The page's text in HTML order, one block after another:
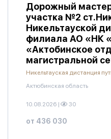
Дорожный
участка №2
Никельтауской
филиала АО «НК
«Актобинское
магистральной
Никельтауская дистанция
Актюбинская область
10.08.2026 | 30
от 436 030